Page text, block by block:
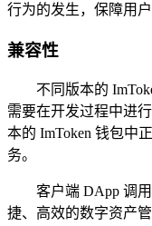
行为的发生，保障用
兼容性
不同版本的
需要在开发过程中进
本的 ImToken 钱包中
务。
客户端 DApp 调
捷、高效的数字资产